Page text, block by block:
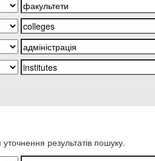
результатів пошуку.